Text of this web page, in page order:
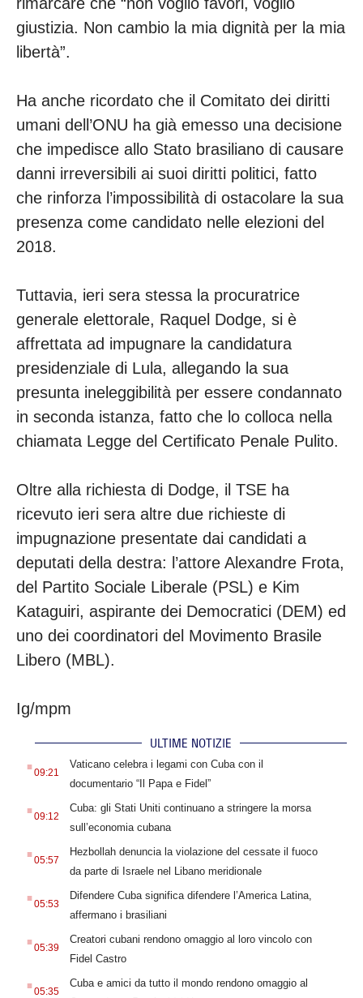
giustizia. Non cambio la mia dignità per la mia
libertà”.
Ha anche ricordato che il Comitato dei diritti
umani dell’ONU ha già emesso una decisione
che impedisce allo Stato brasiliano di causare
danni irreversibili ai suoi diritti politici, fatto
che rinforza l’impossibilità di ostacolare la sua
presenza come candidato nelle elezioni del
2018.
Tuttavia, ieri sera stessa la procuratrice
generale elettorale, Raquel Dodge, si è
affrettata ad impugnare la candidatura
presidenziale di Lula, allegando la sua
presunta ineleggibilità per essere condannato
in seconda istanza, fatto che lo colloca nella
chiamata Legge del Certificato Penale Pulito.
Oltre alla richiesta di Dodge, il TSE ha
ricevuto ieri sera altre due richieste di
impugnazione presentate dai candidati a
deputati della destra: l’attore Alexandre Frota,
del Partito Sociale Liberale (PSL) e Kim
Kataguiri, aspirante dei Democratici (DEM) ed
uno dei coordinatori del Movimento Brasile
Libero (MBL).
Ig/mpm
ULTIME NOTIZIE
.09:21
Vaticano celebra i legami con Cuba con il
documentario “Il Papa e Fidel”
.09:12
Cuba: gli Stati Uniti continuano a stringere la morsa
sull’economia cubana
.05:57
Hezbollah denuncia la violazione del cessate il fuoco
da parte di Israele nel Libano meridionale
.05:53
Difendere Cuba significa difendere l’America Latina,
affermano i brasiliani
.05:39
Creatori cubani rendono omaggio al loro vincolo con
Fidel Castro
.05:35
Cuba e amici da tutto il mondo rendono omaggio al